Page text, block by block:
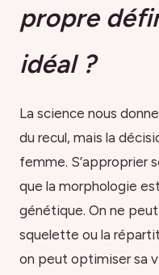
propre
idéal ?
La science nous
du recul, mais la
femme. S’approprier
que la morphologie
génétique. On ne
squelette ou la
on peut optimiser sa